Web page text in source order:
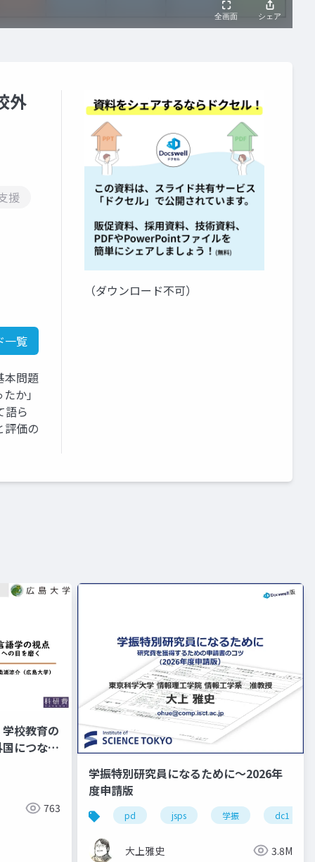
外
援
一覧
本問題
か」
語ら
評価の
（ダウンロード不可）
校教育の
につなが
763
学振特別研究員になるために～2026年
度申請版
pd jsps 学振 dc1
大上雅史 3.8M